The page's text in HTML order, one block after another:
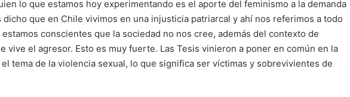
lo que estamos hoy experimentando es el aporte del feminismo a la demanda
dicho que en Chile vivimos en una injusticia patriarcal y ahí nos referimos a todo
conscientes que la sociedad no nos cree, además del contexto de
vive el agresor. Esto es muy fuerte. Las Tesis vinieron a poner en común en la
tema de la violencia sexual, lo que significa ser víctimas y sobrevivientes de